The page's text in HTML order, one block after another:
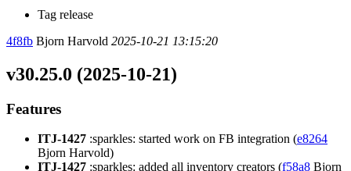
Tag release
4f8fb Bjorn Harvold 2025-10-21 13:15:20
v30.25.0 (2025-10-21)
Features
ITJ-1427 :sparkles: started work on FB integration (e8264
Bjorn Harvold)
ITJ-1427 :sparkles: added all inventory creators (f58a8 Bjorn